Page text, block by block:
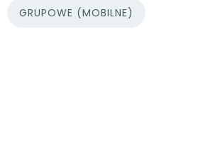
GRUPOWE (MOBILNE)